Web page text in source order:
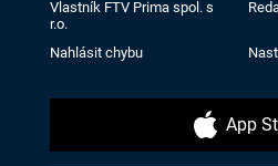
Vlastník FTV Prima spol. s
r.o.
Nahlásit chybu
App